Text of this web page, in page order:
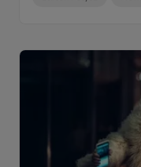
mojej głowie